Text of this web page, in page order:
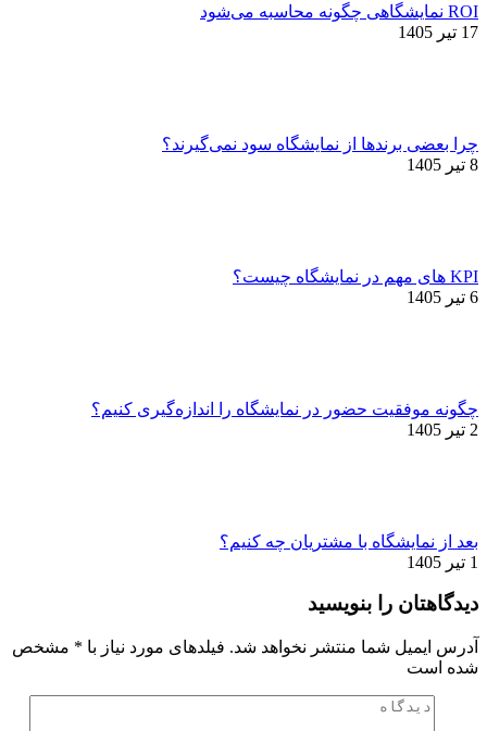
ROI نمایشگاهی چگونه محاسبه می‌شود
17 تیر 1405
چرا بعضی برندها از نمایشگاه سود نمی‌گیرند؟
8 تیر 1405
KPI های مهم در نمایشگاه چیست؟
6 تیر 1405
چگونه موفقیت حضور در نمایشگاه را اندازه‌گیری کنیم؟
2 تیر 1405
بعد از نمایشگاه با مشتریان چه کنیم؟
1 تیر 1405
دیدگاهتان را بنویسید
آدرس ایمیل شما منتشر نخواهد شد. فیلدهای مورد نیاز با * مشخص
شده است